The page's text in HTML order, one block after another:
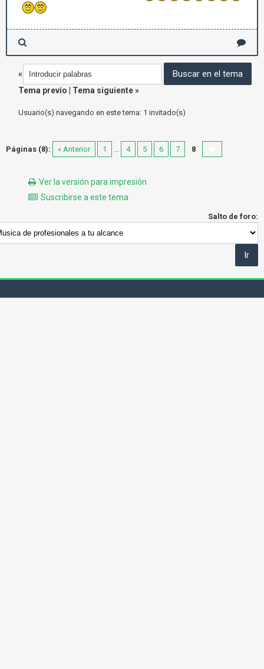
«
Tema previo
Tema siguiente»
Usuario(s) navegando en este tema: 1 invitado(s)
Páginas (8): « Anterior 1 ... 4 5 6 7 8
Ver la versión para impresión
Suscribirse a este tema
Salto de foro: